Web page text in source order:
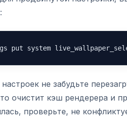
put system
не забудьте
очистит кэш рендерера и
проверьте, не